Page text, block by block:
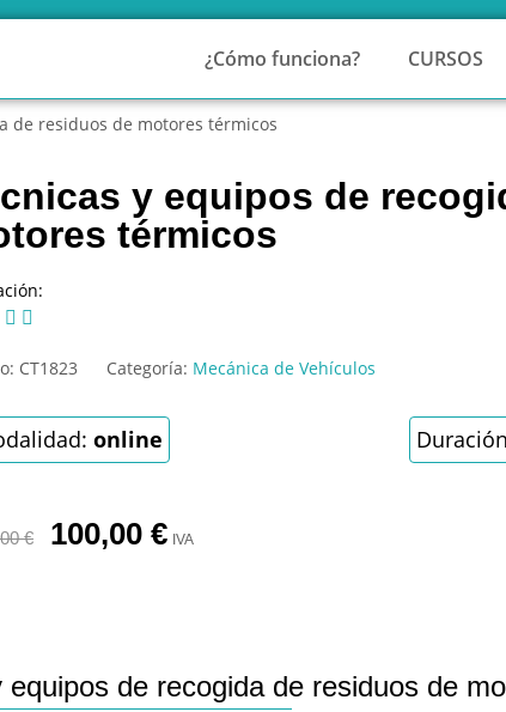
¿Cómo funciona? CURSOS
de residuos de motores térmicos
y equipos de
térmicos
 
CT1823 Categoría: Mecánica de Vehículos
online
€ 100,00 € IVA
de recogida de residuos de